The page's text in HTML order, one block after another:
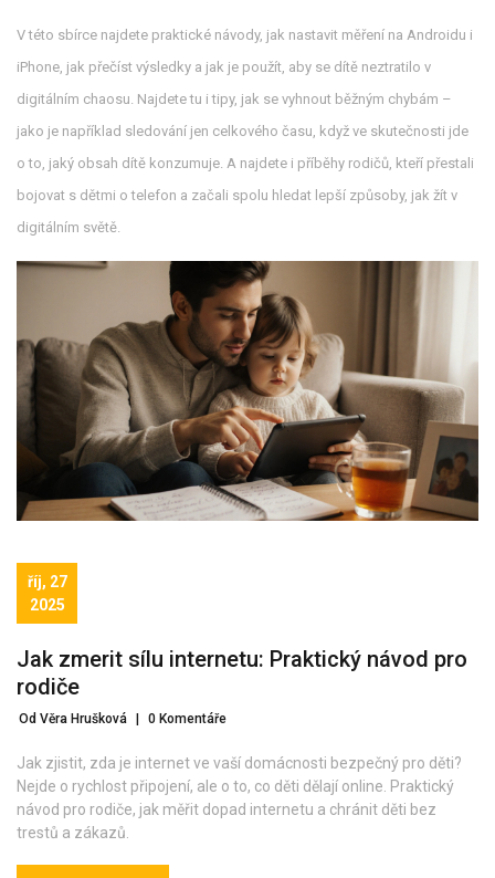
V této sbírce najdete praktické návody, jak nastavit měření na Androidu i
iPhone, jak přečíst výsledky a jak je použít, aby se dítě neztratilo v
digitálním chaosu. Najdete tu i tipy, jak se vyhnout běžným chybám –
jako je například sledování jen celkového času, když ve skutečnosti jde
o to, jaký obsah dítě konzumuje. A najdete i příběhy rodičů, kteří přestali
bojovat s dětmi o telefon a začali spolu hledat lepší způsoby, jak žít v
digitálním světě.
říj, 27
2025
Jak zmerit sílu internetu: Praktický návod pro
rodiče
Od Věra Hrušková 0 Komentáře
Jak zjistit, zda je internet ve vaší domácnosti bezpečný pro děti?
Nejde o rychlost připojení, ale o to, co děti dělají online. Praktický
návod pro rodiče, jak měřit dopad internetu a chránit děti bez
trestů a zákazů.